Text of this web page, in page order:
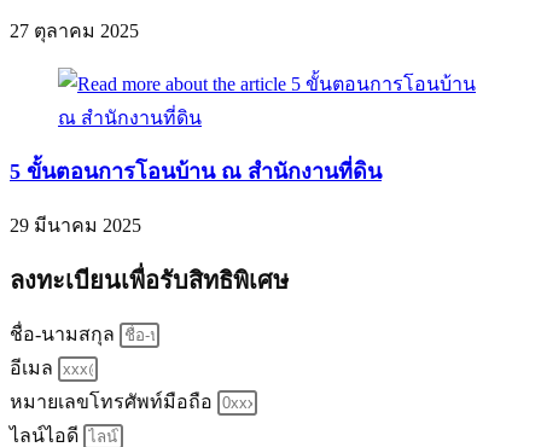
27 ตุลาคม 2025
5 ขั้นตอนการโอนบ้าน ณ สำนักงานที่ดิน
29 มีนาคม 2025
ลงทะเบียนเพื่อรับสิทธิพิเศษ
ชื่อ-นามสกุล
อีเมล
หมายเลขโทรศัพท์มือถือ
ไลน์ไอดี